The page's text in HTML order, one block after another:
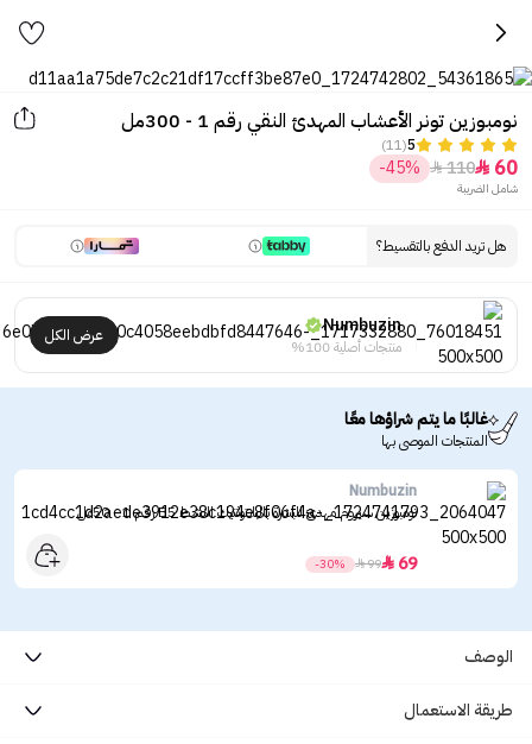
نومبوزين تونر الأعشاب المهدئ النقي رقم 1 - 300مل
5
(11)
60

110

-45%
شامل الضريبة
هل تريد الدفع بالتقسيط؟
Numbuzin
منتجات أصلية 100%
عرض الكل
غالبًا ما يتم شراؤها معًا
المنتجات الموصى بها
Numbuzin
نومبوزين سيروم مهدئ للبشرة بالبانتوثنيك النشط B5 رقم 1 - 50مل
69

99

-30%
الوصف
طريقة الاستعمال